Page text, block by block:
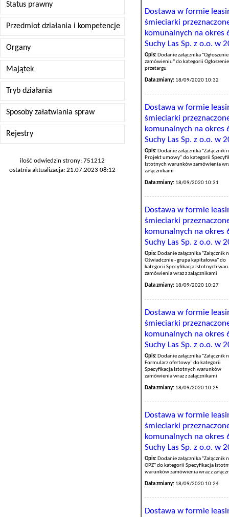
Status prawny
Przedmiot działania i kompetencje
Organy
Majątek
Tryb działania
Sposoby załatwiania spraw
Rejestry
ilość odwiedzin strony: 751212
ostatnia aktualizacja: 21.07.2023 08:12
Dostawa w formie
śmieciarki
komunalnych na okres
Suchy Las Sp. z o.o. w
Opis: Dodanie załącznika
zamówieniu" do kategorii
przetargu
Data zmiany: 18/09/2020 10:32
Dostawa w formie
śmieciarki
komunalnych na okres
Suchy Las Sp. z o.o. w
Opis: Dodanie załącznika "Załącznik
Projekt umowy" do kategorii
Istotnych warunków zamówienia
załącznikami
Data zmiany: 18/09/2020 10:31
Dostawa w formie
śmieciarki
komunalnych na okres
Suchy Las Sp. z o.o. w
Opis: Dodanie załącznika "Załącznik
Oświadcznie - grupa kapitałowa" do
kategorii Specyfikacja Istotnych
zamówienia wraz z załącznikami
Data zmiany: 18/09/2020 10:27
Dostawa w formie
śmieciarki
komunalnych na okres
Suchy Las Sp. z o.o. w
Opis: Dodanie załącznika "Załącznik
Formularz ofertowy" do kategorii
Specyfikacja Istotnych warunków
zamówienia wraz z załącznikami
Data zmiany: 18/09/2020 10:25
Dostawa w formie
śmieciarki
komunalnych na okres
Suchy Las Sp. z o.o. w
Opis: Dodanie załącznika "Załącznik
OPZ" do kategorii Specyfikacja
warunków zamówienia wraz z
Data zmiany: 18/09/2020 10:24
Dostawa w formie